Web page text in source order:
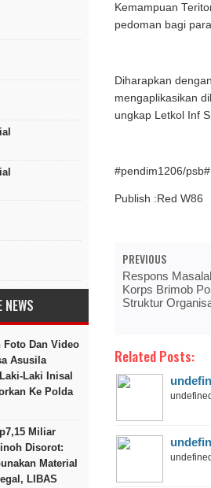
NEWS
Foto Dan Video
Asusila
Laki Inisal
Ke Polda
Miliar
Disorot:
Material
LIBAS
Kemampuan
pedoman bagi
Diharapkan
mengaplikasikan
ungkap Letkol Inf
#pendim1206/psb#
Publish :Red W86
PREVIOUS
Respons
Korps Brimob
Struktur
Related Posts:
undefined
undefined